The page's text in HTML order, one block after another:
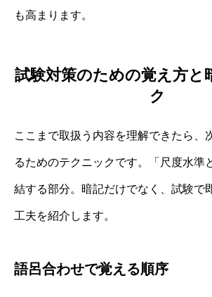
も高まります。
試験対策のための覚え方と
ク
ここまで取扱う内容を理解できたら、
るためのテクニックです。「尺度水準
結する部分。暗記だけでなく、試験で
工夫を紹介します。
語呂合わせで覚える順序